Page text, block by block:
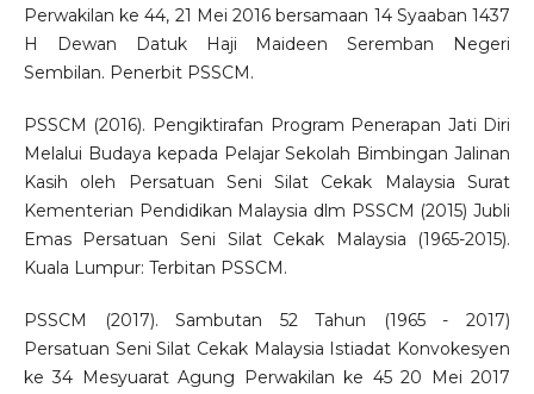
Perwakilan ke 44, 21 Mei 2016 bersamaan 14 Syaaban 1437
H Dewan Datuk Haji Maideen Seremban Negeri
Sembilan. Penerbit PSSCM.
PSSCM (2016). Pengiktirafan Program Penerapan Jati Diri
Melalui Budaya kepada Pelajar Sekolah Bimbingan Jalinan
Kasih oleh Persatuan Seni Silat Cekak Malaysia Surat
Kementerian Pendidikan Malaysia dlm PSSCM (2015) Jubli
Emas Persatuan Seni Silat Cekak Malaysia (1965-2015).
Kuala Lumpur: Terbitan PSSCM.
PSSCM (2017). Sambutan 52 Tahun (1965 - 2017)
Persatuan Seni Silat Cekak Malaysia Istiadat Konvokesyen
ke 34 Mesyuarat Agung Perwakilan ke 45 20 Mei 2017